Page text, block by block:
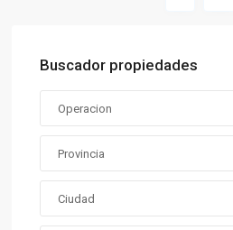
Buscador propiedades